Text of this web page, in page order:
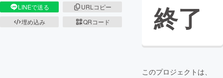
LINEで送る
URLコピー
埋め込み
QRコード 終了
このプロジェクトは、